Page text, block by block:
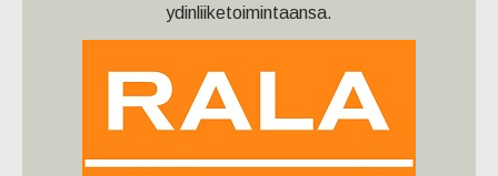
ydinliiketoimintaansa.